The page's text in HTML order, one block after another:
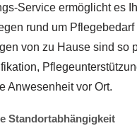
Service ermöglicht es
rund um
von zu Hause sind so
Anwesenheit vor Ort.
Standortabhängigkeit